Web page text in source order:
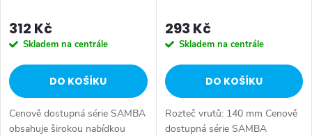
312 Kč
Skladem na centrále
DO KOŠÍKU
Cenově dostupná série SAMBA
obsahuje širokou nabídkou
293 Kč
Skladem na centrále
DO KOŠÍKU
Rozteč vrutů: 140 mm Cenově
dostupná série SAMBA